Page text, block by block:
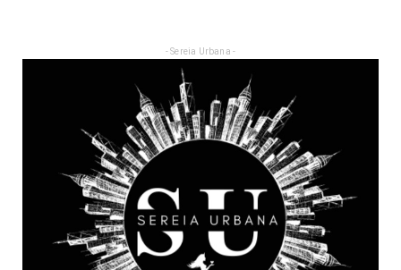
- Sereia Urbana -